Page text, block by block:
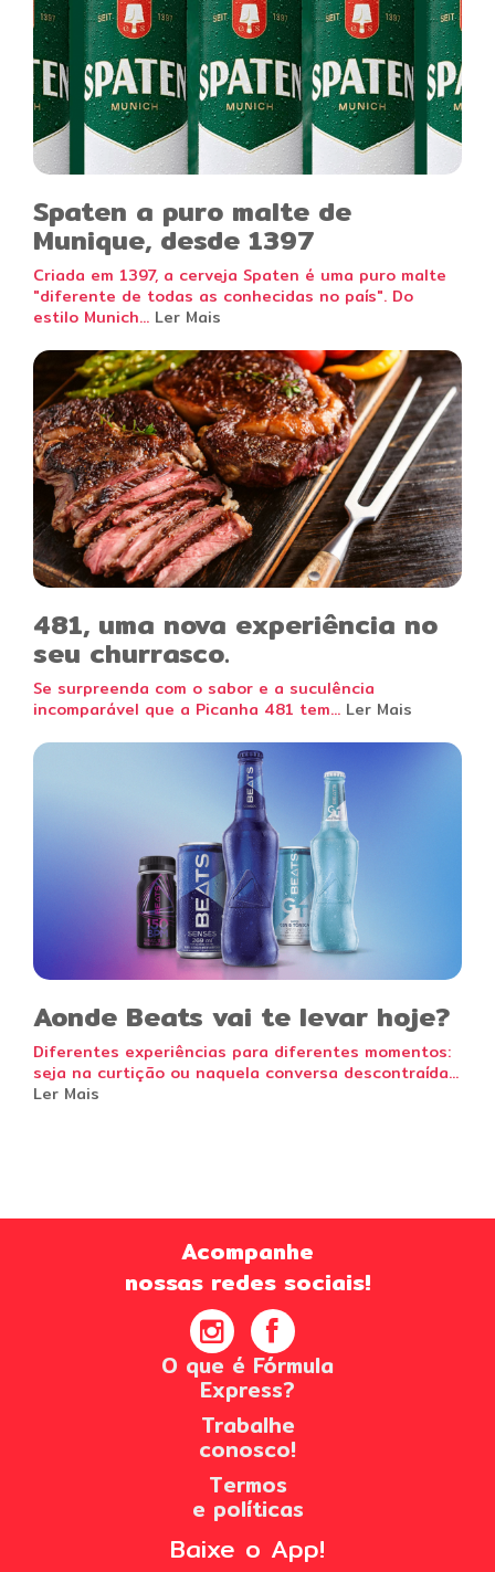
Spaten a puro malte de
Munique, desde 1397
Criada em 1397, a cerveja Spaten é uma puro malte
"diferente de todas as conhecidas no país". Do
estilo Munich... Ler Mais
481, uma nova experiência no
seu churrasco.
Se surpreenda com o sabor e a suculência
incomparável que a Picanha 481 tem... Ler Mais
Aonde Beats vai te levar hoje?
Diferentes experiências para diferentes momentos:
seja na curtição ou naquela conversa descontraída...
Ler Mais
Acompanhe
nossas redes sociais!
O que é Fórmula
Express?
Trabalhe
conosco!
Termos
e políticas
Baixe o App!